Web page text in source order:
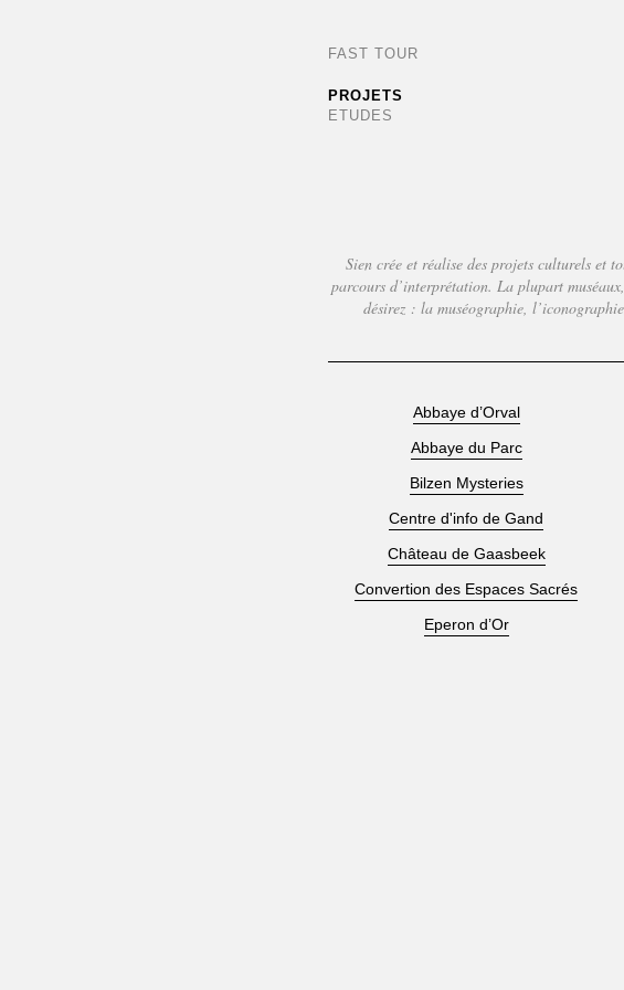
FAST TOUR
PROJETS
ETUDES
Sien crée et réalise des projets culturels et
parcours d’interprétation. La plupart
désirez : la muséographie,
Abbaye d’Orval
Abbaye du Parc
Bilzen Mysteries
Centre d'info de Gand
Château de Gaasbeek
Convertion des Espaces Sacrés
Eperon d’Or